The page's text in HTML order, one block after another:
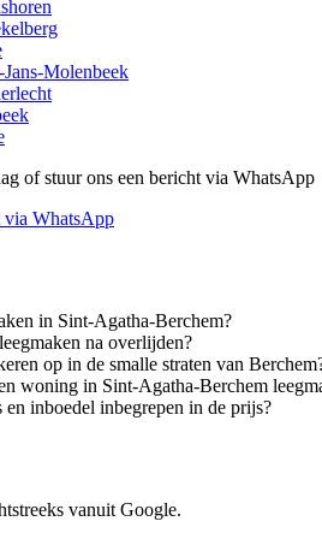
Jans-Molenbeek
of stuur ons een bericht via WhatsApp
via WhatsApp
in Sint-Agatha-Berchem?
na overlijden?
op in de smalle straten van
woning in Sint-Agatha-Berchem
en inboedel inbegrepen in de prijs?
vanuit Google.